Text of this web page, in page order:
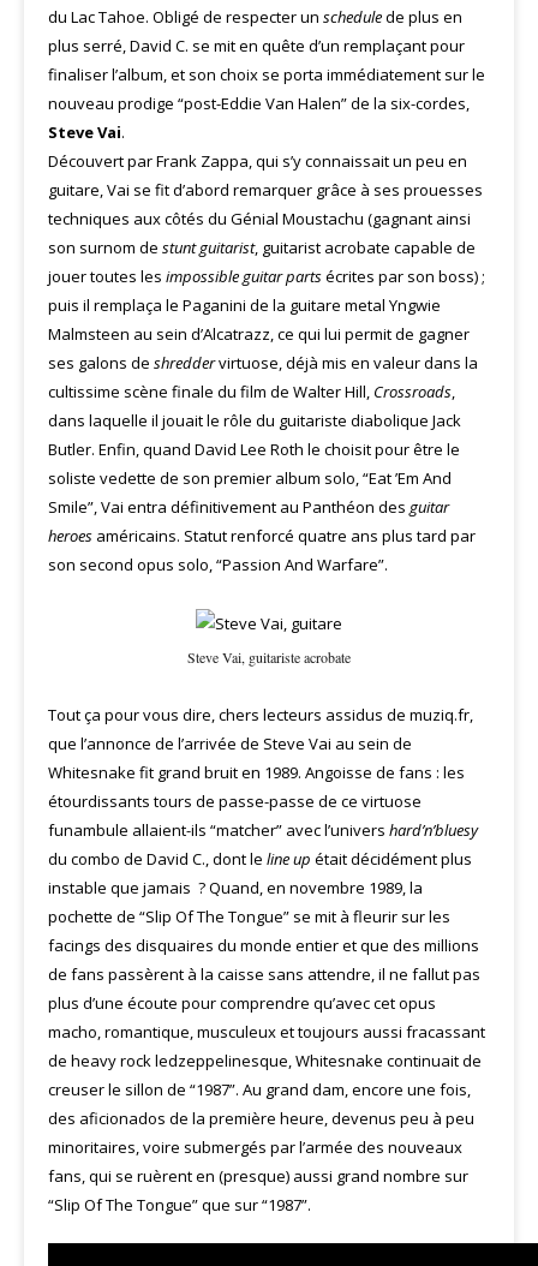
du Lac Tahoe. Obligé de respecter un schedulede plus en
plus serré, David C. se mit en quête d’un remplaçant pour
finaliser l’album, et son choix se porta immédiatement sur le
nouveau prodige “post-Eddie Van Halen” de la six-cordes,
Steve Vai.
Découvert par Frank Zappa, qui s’y connaissait un peu en
guitare, Vai se fit d’abord remarquer grâce à ses prouesses
techniques aux côtés du Génial Moustachu (gagnant ainsi
son surnom de stunt guitarist, guitarist acrobate capable de
jouer toutes les impossible guitar partsécrites par son boss) ;
puis il remplaça le Paganini de la guitare metal Yngwie
Malmsteen au sein d’Alcatrazz, ce qui lui permit de gagner
ses galons de shreddervirtuose, déjà mis en valeur dans la
cultissime scène finale du film de Walter Hill, Crossroads,
dans laquelle il jouait le rôle du guitariste diabolique Jack
Butler. Enfin, quand David Lee Roth le choisit pour être le
soliste vedette de son premier album solo, “Eat ’Em And
Smile”, Vai entra définitivement au Panthéon des guitar
heroes américains. Statut renforcé quatre ans plus tard par
son second opus solo, “Passion And Warfare”.
Steve Vai, guitariste acrobate
Tout ça pour vous dire, chers lecteurs assidus de muziq.fr,
que l’annonce de l’arrivée de Steve Vai au sein de
Whitesnake fit grand bruit en 1989. Angoisse de fans : les
étourdissants tours de passe-passe de ce virtuose
funambule allaient-ils “matcher” avec l’univers hard’n’bluesy
du combo de David C., dont le line up était décidément plus
instable que jamais ? Quand, en novembre 1989, la
pochette de “Slip Of The Tongue” se mit à fleurir sur les
facings des disquaires du monde entier et que des millions
de fans passèrent à la caisse sans attendre, il ne fallut pas
plus d’une écoute pour comprendre qu’avec cet opus
macho, romantique, musculeux et toujours aussi fracassant
de heavy rock ledzeppelinesque, Whitesnake continuait de
creuser le sillon de “1987”. Au grand dam, encore une fois,
des aficionados de la première heure, devenus peu à peu
minoritaires, voire submergés par l’armée des nouveaux
fans, qui se ruèrent en (presque) aussi grand nombre sur
“Slip Of The Tongue” que sur “1987”.